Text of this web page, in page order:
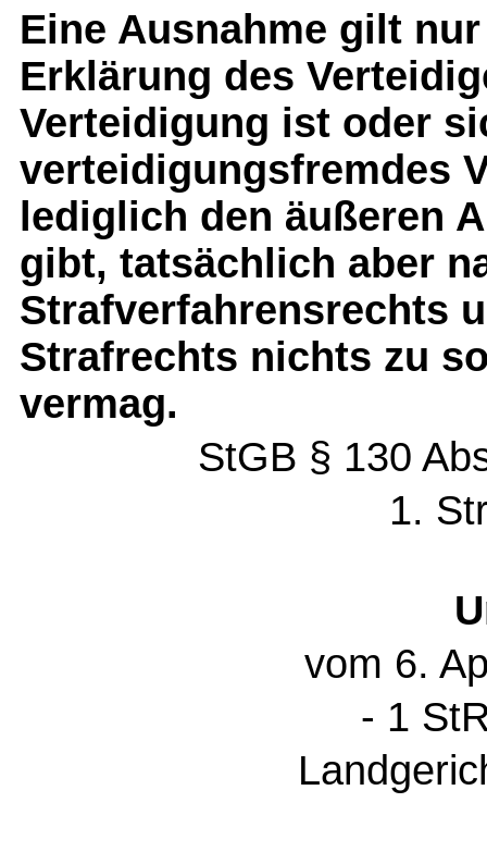
Eine Ausnahme gilt
Erklärung des
Verteidigung ist oder
verteidigungsfremdes
lediglich den äußeren
gibt, tatsächlich aber
Strafverfahrensrechts
Strafrechts nichts zu
vermag.
StGB § 130
1.
vom 6.
- 1